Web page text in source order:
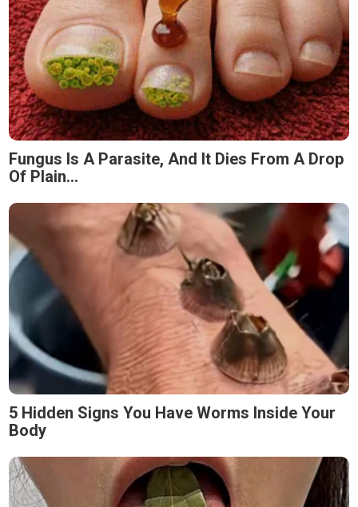
Fungus Is A Parasite, And It Dies From A Drop
Of Plain...
5 Hidden Signs You Have Worms Inside Your
Body